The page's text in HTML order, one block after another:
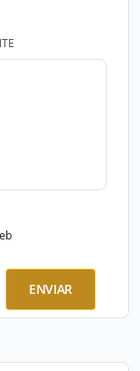
ENVIAR